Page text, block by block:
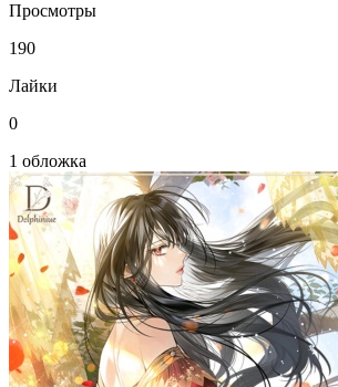
Просмотры
190
Лайки
0
1 обложка